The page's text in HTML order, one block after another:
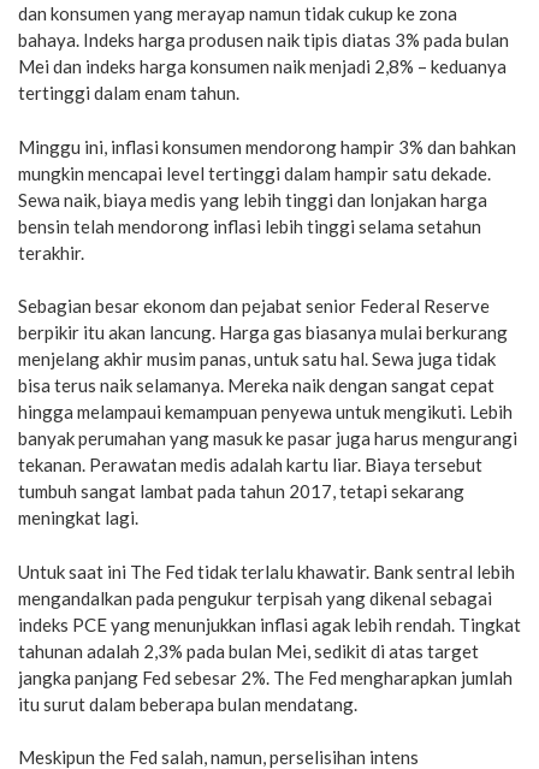
dan konsumen yang merayap namun tidak cukup ke zona
bahaya. Indeks harga produsen naik tipis diatas 3% pada bulan
Mei dan indeks harga konsumen naik menjadi 2,8% – keduanya
tertinggi dalam enam tahun.
Minggu ini, inflasi konsumen mendorong hampir 3% dan bahkan
mungkin mencapai level tertinggi dalam hampir satu dekade.
Sewa naik, biaya medis yang lebih tinggi dan lonjakan harga
bensin telah mendorong inflasi lebih tinggi selama setahun
terakhir.
Sebagian besar ekonom dan pejabat senior Federal Reserve
berpikir itu akan lancung. Harga gas biasanya mulai berkurang
menjelang akhir musim panas, untuk satu hal. Sewa juga tidak
bisa terus naik selamanya. Mereka naik dengan sangat cepat
hingga melampaui kemampuan penyewa untuk mengikuti. Lebih
banyak perumahan yang masuk ke pasar juga harus mengurangi
tekanan. Perawatan medis adalah kartu liar. Biaya tersebut
tumbuh sangat lambat pada tahun 2017, tetapi sekarang
meningkat lagi.
Untuk saat ini The Fed tidak terlalu khawatir. Bank sentral lebih
mengandalkan pada pengukur terpisah yang dikenal sebagai
indeks PCE yang menunjukkan inflasi agak lebih rendah. Tingkat
tahunan adalah 2,3% pada bulan Mei, sedikit di atas target
jangka panjang Fed sebesar 2%. The Fed mengharapkan jumlah
itu surut dalam beberapa bulan mendatang.
Meskipun the Fed salah, namun, perselisihan intens